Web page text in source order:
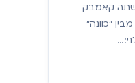
קאמבק
"כוונה"